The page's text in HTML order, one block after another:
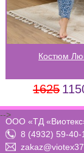
Костюм
1625
ООО «ТД
8 (4932) 59-40-
-->